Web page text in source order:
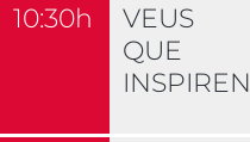
10:30h
VEUS
QUE
INSPIREN